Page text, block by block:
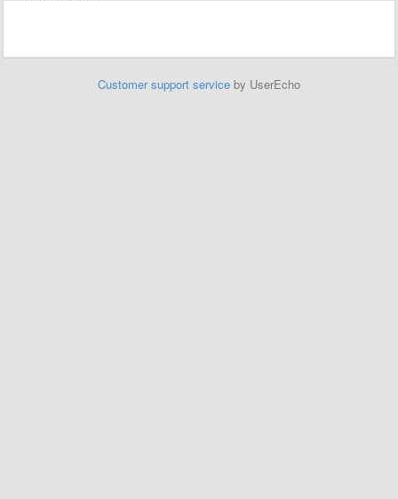
Customer support service by UserEcho